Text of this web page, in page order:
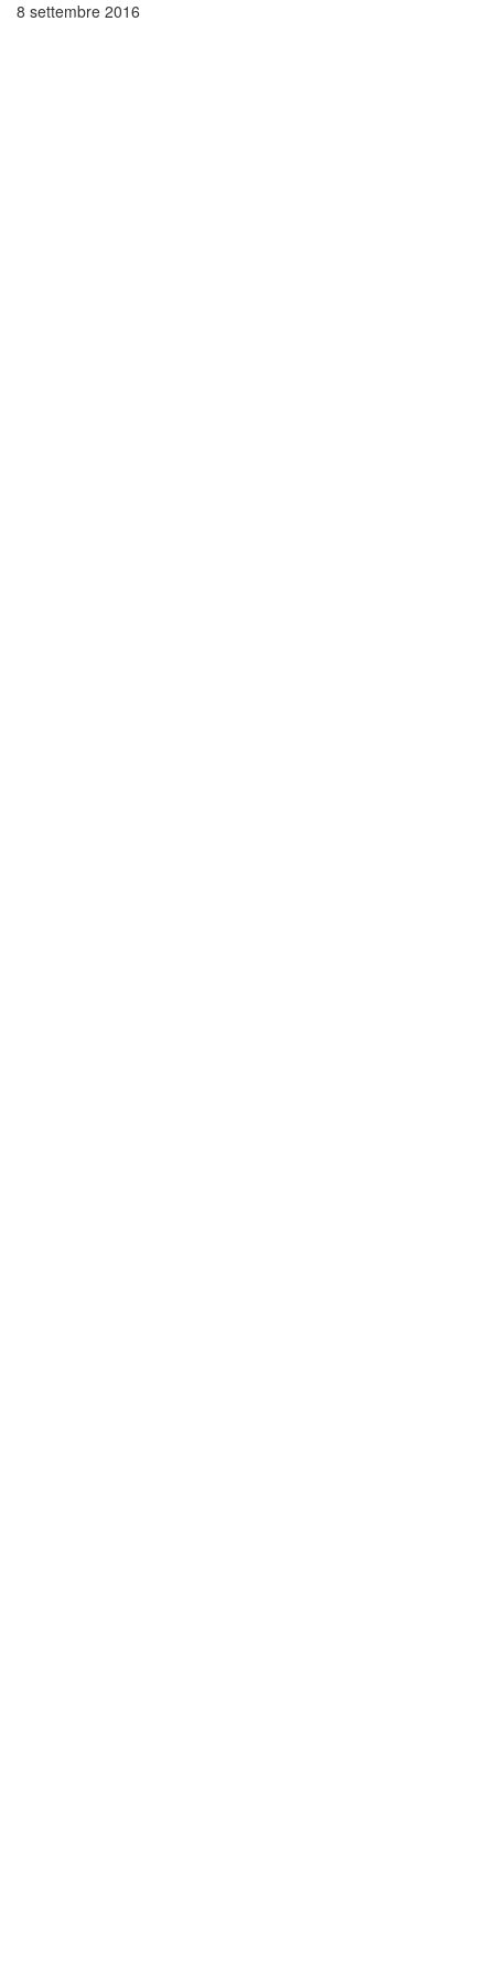
8 settembre 2016